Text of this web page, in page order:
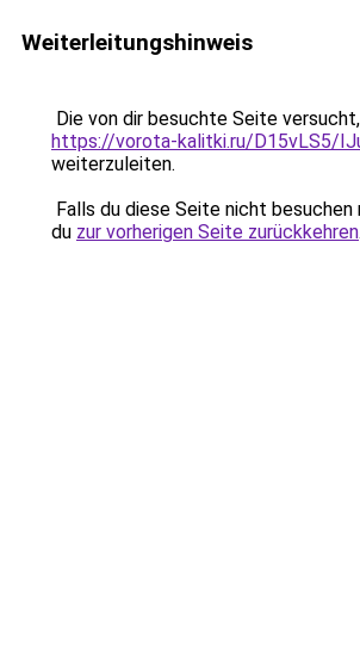
Weiterleitungshinweis
Die von dir besuchte Seite
https://vorota-kalitki.ru/D15vLS5/
weiterzuleiten.
Falls du diese Seite nicht
du zur vorherigen Seite zurückkehren.